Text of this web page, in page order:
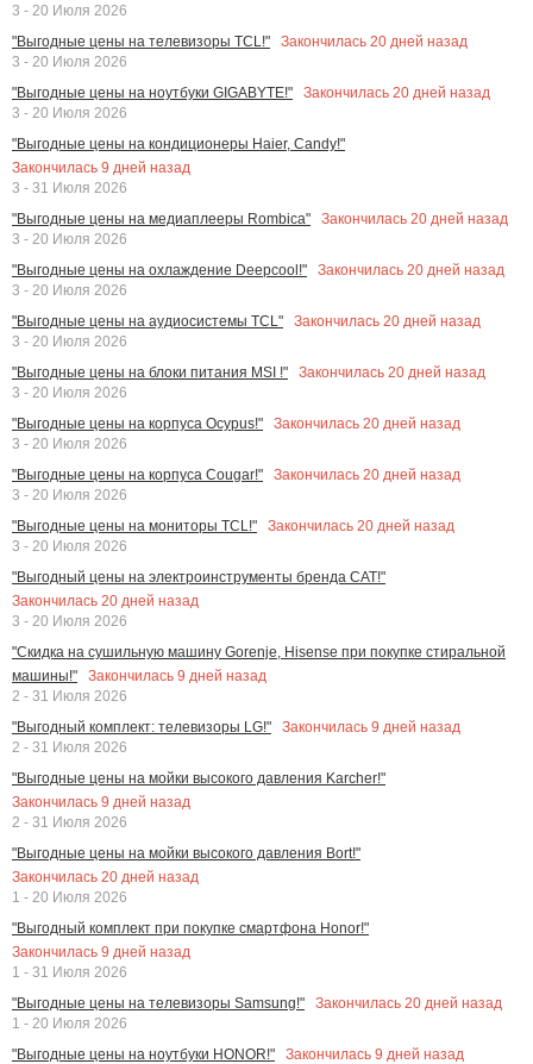
3 - 20 Июля 2026
"Выгодные цены на телевизоры TCL!"
Закончилась 20 дней назад
3 - 20 Июля 2026
"Выгодные цены на ноутбуки GIGABYTE!"
Закончилась 20 дней назад
3 - 20 Июля 2026
"Выгодные цены на кондиционеры Haier, Candy!"
Закончилась 9 дней назад
3 - 31 Июля 2026
"Выгодные цены на медиаплееры Rombica"
Закончилась 20 дней назад
3 - 20 Июля 2026
"Выгодные цены на охлаждение Deepcool!"
Закончилась 20 дней назад
3 - 20 Июля 2026
"Выгодные цены на аудиосистемы TCL"
Закончилась 20 дней назад
3 - 20 Июля 2026
"Выгодные цены на блоки питания MSI !"
Закончилась 20 дней назад
3 - 20 Июля 2026
"Выгодные цены на корпуса Ocypus!"
Закончилась 20 дней назад
3 - 20 Июля 2026
"Выгодные цены на корпуса Cougar!"
Закончилась 20 дней назад
3 - 20 Июля 2026
"Выгодные цены на мониторы TCL!"
Закончилась 20 дней назад
3 - 20 Июля 2026
"Выгодный цены на электроинструменты бренда CAT!"
Закончилась 20 дней назад
3 - 20 Июля 2026
"Скидка на сушильную машину Gorenje, Hisense при покупке стиральной
машины!"
Закончилась 9 дней назад
2 - 31 Июля 2026
"Выгодный комплект: телевизоры LG!"
Закончилась 9 дней назад
2 - 31 Июля 2026
"Выгодные цены на мойки высокого давления Karcher!"
Закончилась 9 дней назад
2 - 31 Июля 2026
"Выгодные цены на мойки высокого давления Bort!"
Закончилась 20 дней назад
1 - 20 Июля 2026
"Выгодный комплект при покупке смартфона Honor!"
Закончилась 9 дней назад
1 - 31 Июля 2026
"Выгодные цены на телевизоры Samsung!"
Закончилась 20 дней назад
1 - 20 Июля 2026
"Выгодные цены на ноутбуки HONOR!"
Закончилась 9 дней назад